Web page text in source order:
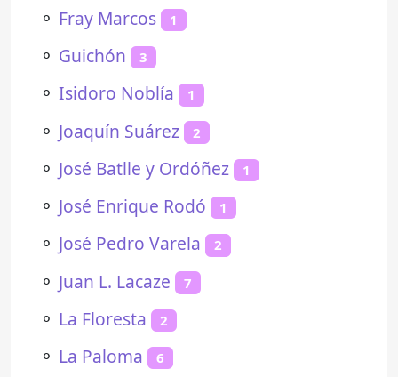
⚬ Fray Marcos 1
⚬ Guichón 3
⚬ Isidoro Noblía 1
⚬ Joaquín Suárez 2
⚬ José Batlle y Ordóñez 1
⚬ José Enrique Rodó 1
⚬ José Pedro Varela 2
⚬ Juan L. Lacaze 7
⚬ La Floresta 2
⚬ La Paloma 6